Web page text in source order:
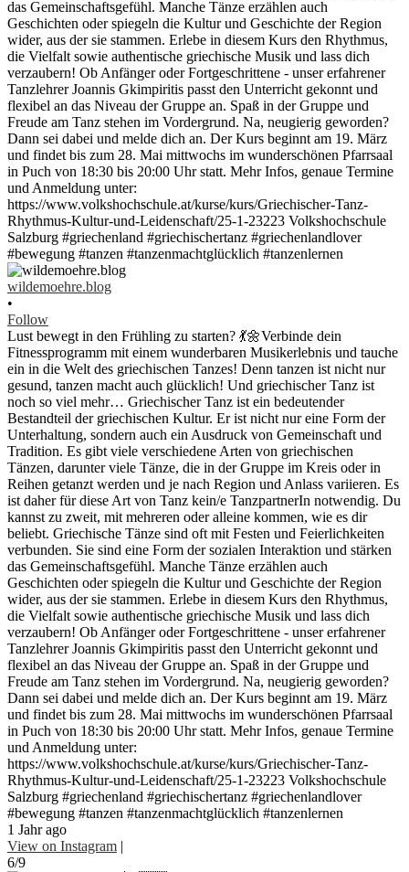
wildemoehre.blog
•
Follow
Lust bewegt in den Frühling zu starten? 💃🌼Verbinde dein
Fitnessprogramm mit einem wunderbaren Musikerlebnis und tauche
ein in die Welt des griechischen Tanzes! Denn tanzen ist nicht nur
gesund, tanzen macht auch glücklich! Und griechischer Tanz ist
noch so viel mehr… Griechischer Tanz ist ein bedeutender
Bestandteil der griechischen Kultur. Er ist nicht nur eine Form der
Unterhaltung, sondern auch ein Ausdruck von Gemeinschaft und
Tradition. Es gibt viele verschiedene Arten von griechischen
Tänzen, darunter viele Tänze, die in der Gruppe im Kreis oder in
Reihen getanzt werden und je nach Region und Anlass variieren. Es
ist daher für diese Art von Tanz kein/e TanzpartnerIn notwendig. Du
kannst zu zweit, mit mehreren oder alleine kommen, wie es dir
beliebt. Griechische Tänze sind oft mit Festen und Feierlichkeiten
verbunden. Sie sind eine Form der sozialen Interaktion und stärken
das Gemeinschaftsgefühl. Manche Tänze erzählen auch
Geschichten oder spiegeln die Kultur und Geschichte der Region
wider, aus der sie stammen. Erlebe in diesem Kurs den Rhythmus,
die Vielfalt sowie authentische griechische Musik und lass dich
verzaubern! Ob Anfänger oder Fortgeschrittene - unser erfahrener
Tanzlehrer Joannis Gkimpiritis passt den Unterricht gekonnt und
flexibel an das Niveau der Gruppe an. Spaß in der Gruppe und
Freude am Tanz stehen im Vordergrund. Na, neugierig geworden?
Dann sei dabei und melde dich an. Der Kurs beginnt am 19. März
und findet bis zum 28. Mai mittwochs im wunderschönen Pfarrsaal
in Puch von 18:30 bis 20:00 Uhr statt. Mehr Infos, genaue Termine
und Anmeldung unter:
https://www.volkshochschule.at/kurse/kurs/Griechischer-Tanz-
Rhythmus-Kultur-und-Leidenschaft/25-1-23223 Volkshochschule
Salzburg #griechenland #griechischertanz #griechenlandlover
#bewegung #tanzen #tanzenmachtglücklich #tanzenlernen
1 Jahr ago
View on Instagram |
6/9